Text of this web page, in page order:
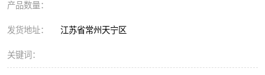
产品数量：
发货地址： 江苏省常州天宁区
关键词：